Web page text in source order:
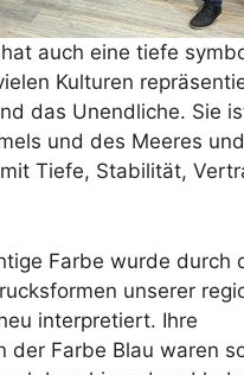
auch eine tiefe
Kulturen
das Unendliche. Sie
und des Meeres und
Tiefe, Stabilität,
Farbe wurde durch
unserer
interpretiert. Ihre
der Farbe Blau waren